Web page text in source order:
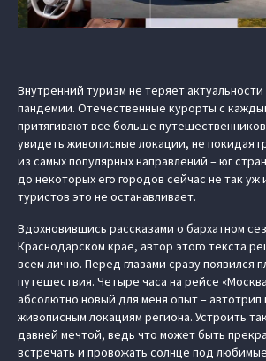
Внутренний туризм не теряет
пандемии. Отечественные курорты с
притягивают все больше
увидеть живописные локации, не покидая
из самых популярных направлений – юг
до некоторых его городов сейчас не так уж
туристов это не останавливает.
Вдохновившись рассказами о бархатном
Краснодарском крае, автор этого текста
всем лично. Перед глазами сразу появился
путешествия. Четыре часа на рейсе
абсолютно новый для меня опыт – автотрип
живописным локациям региона. Устроить
давней мечтой, ведь что может быть
встречать и провожать солнце под